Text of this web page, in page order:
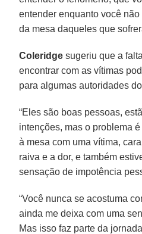
entender enquanto você
da mesa daqueles que
Coleridge sugeriu que a
encontrar com as vítimas
para algumas autoridades
“Eles são boas pessoas,
intenções, mas o problema
à mesa com uma vítima,
raiva e a dor, e também
sensação de impotência
“Você nunca se acostuma
ainda me deixa com uma
Mas isso faz parte da